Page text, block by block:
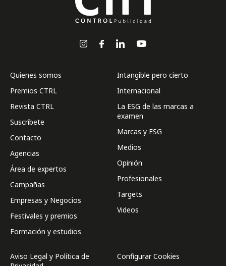
Quienes somos
Premios CTRL
Revista CTRL
Suscríbete
Contacto
Agencias
Área de expertos
Campañas
Empresas y Negocios
Festivales y premios
Formación y estudios
Intangible pero cierto
Internacional
La ESG de las marcas a
examen
Marcas y ESG
Medios
Opinión
Profesionales
Targets
Videos
Aviso Legal y Política de
Configurar Cookies